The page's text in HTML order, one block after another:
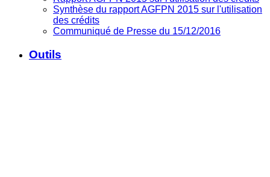
Synthèse du rapport AGFPN 2015 sur l'utilisation
des crédits
Communiqué de Presse du 15/12/2016
Outils